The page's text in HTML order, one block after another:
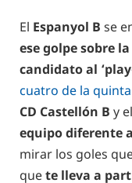
El Espanyol B se
ese golpe sobre
candidato al
cuatro de la
CD Castellón B y
equipo diferente
mirar los goles
quete lleva a